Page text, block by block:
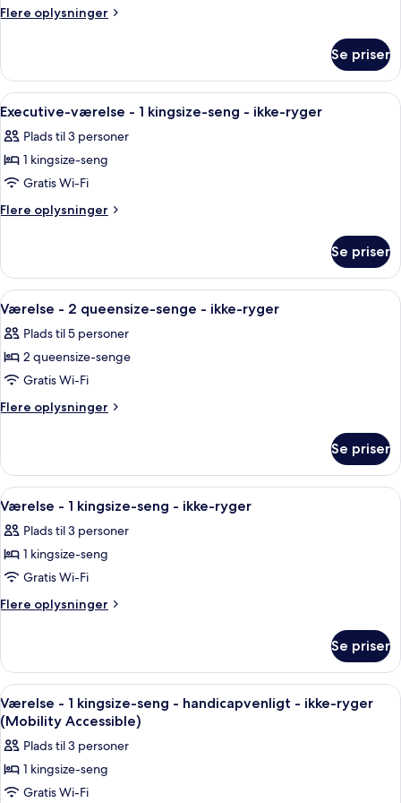
Flere oplysninger
Flere
Se priser
Indlæs
alle
billeder
af
Executive-
værelse
kingsize-
seng
-
ikke-
ryger
Et hotelværelse med en stor seng,
4
Executive-værelse - 1 kingsize-seng - ikke-ryger
Plads til 3 personer
1 kingsize-seng
Gratis Wi-Fi
Flere oplysninger
Flere
værelse
1
seng
-
ryger
Se priser
Indlæs
alle
billeder
af
Værelse
-
senge
ikke-
ryger
Et hotelværelse med to senge, et
5
Værelse - 2 queensize-senge - ikke-ryger
Plads til 5 personer
2 queensize-senge
Gratis Wi-Fi
Flere oplysninger
Flere
-
queensize-
-
ikke-
Se priser
Indlæs
alle
billeder
af
Værelse
-
seng
ikke-
ryger
Et hotelværelse med en stor seng,
4
Værelse - 1 kingsize-seng - ikke-ryger
Plads til 3 personer
1 kingsize-seng
Gratis Wi-Fi
Flere oplysninger
Flere
-
kingsize-
seng
-
ikke-
ryger
Se priser
Indlæs
alle
billeder
af
Værelse
-
Et hotelværelse med seng,
5
Værelse - 1 kingsize-seng - handicapvenligt - ikke-ryger
(Mobility Accessible)
Plads til 3 personer
1 kingsize-seng
Gratis Wi-Fi